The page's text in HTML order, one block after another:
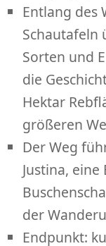
Entlang des
Schautafeln
Sorten und
die
Hektar
größeren
Der Weg
Justina,
der
Endpunkt: